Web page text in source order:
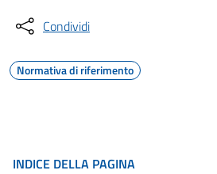
Condividi
Normativa di riferimento
INDICE DELLA PAGINA